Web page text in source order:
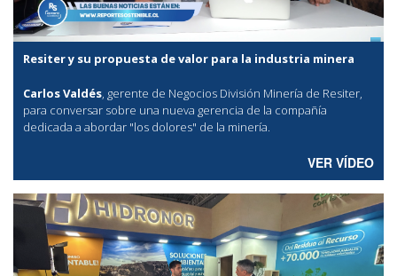
Resiter y su propuesta de valor para la industria minera
Carlos Valdés, gerente de Negocios División Minería de Resiter,
para conversar sobre una nueva gerencia de la compañía
dedicada a abordar "los dolores" de la minería.
VER VÍDEO